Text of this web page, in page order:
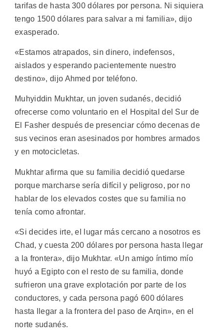
tarifas de hasta 300 dólares por persona. Ni siquiera
tengo 1500 dólares para salvar a mi familia», dijo
exasperado.
«Estamos atrapados, sin dinero, indefensos,
aislados y esperando pacientemente nuestro
destino», dijo Ahmed por teléfono.
Muhyiddin Mukhtar, un joven sudanés, decidió
ofrecerse como voluntario en el Hospital del Sur de
El Fasher después de presenciar cómo decenas de
sus vecinos eran asesinados por hombres armados
y en motocicletas.
Mukhtar afirma que su familia decidió quedarse
porque marcharse sería difícil y peligroso, por no
hablar de los elevados costes que su familia no
tenía como afrontar.
«Si decides irte, el lugar más cercano a nosotros es
Chad, y cuesta 200 dólares por persona hasta llegar
a la frontera», dijo Mukhtar. «Un amigo íntimo mío
huyó a Egipto con el resto de su familia, donde
sufrieron una grave explotación por parte de los
conductores, y cada persona pagó 600 dólares
hasta llegar a la frontera del paso de Arqin», en el
norte sudanés.